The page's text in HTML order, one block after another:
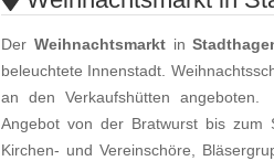
Der Weihnachtsmarktin
beleuchtete Innenstadt.
an den Verkaufshütten
Angebot von der Bratwurst bis zum
Kirchen- und Vereinschöre,